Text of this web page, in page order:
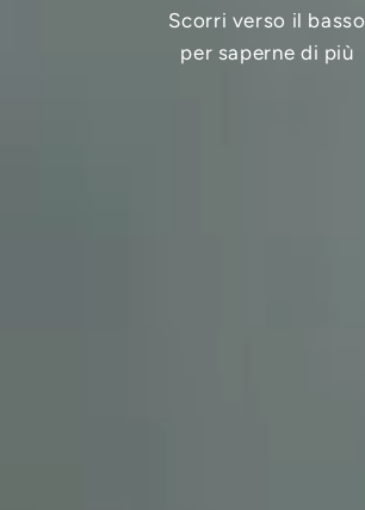
Scorri verso il basso
per saperne di più